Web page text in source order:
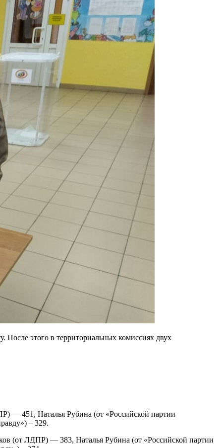
После этого в территориальных комиссиях двух
— 451, Наталья Рубина (от «Российской партии
– 329.
(от ЛДПР) — 383, Наталья Рубина (от «Российской партии